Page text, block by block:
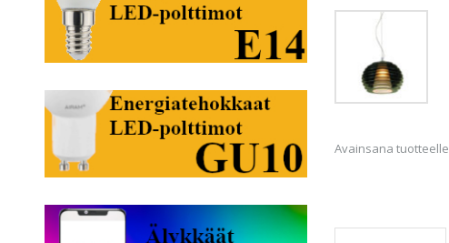
Avainsana tuotteelle